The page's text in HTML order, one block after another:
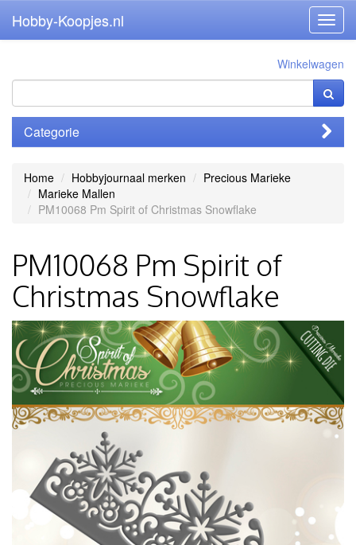
Hobby-Koopjes.nl
Winkelwagen
Categorie
Home Hobbyjournaal merken
Precious Marieke
Marieke Mallen
PM10068 Pm Spirit of Christmas Snowflake
PM10068 Pm Spirit of
Christmas Snowflake